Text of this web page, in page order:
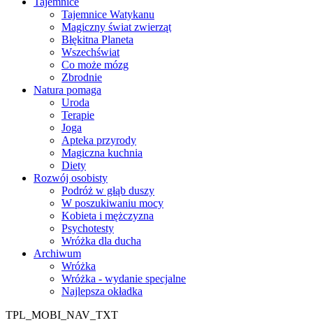
Tajemnice Watykanu
Magiczny świat zwierząt
Błękitna Planeta
Wszechświat
Co może mózg
Zbrodnie
Natura pomaga
Uroda
Terapie
Joga
Apteka przyrody
Magiczna kuchnia
Diety
Rozwój osobisty
Podróż w głąb duszy
W poszukiwaniu mocy
Kobieta i mężczyzna
Psychotesty
Wróżka dla ducha
Archiwum
Wróżka
Wróżka - wydanie specjalne
Najlepsza okładka
TPL_MOBI_NAV_TXT